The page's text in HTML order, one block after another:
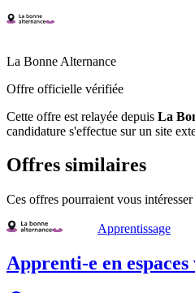
La Bonne Alternance
Offre officielle vérifiée
Cette offre est relayée depuis La
candidature s'effectue sur un site
Offres similaires
Ces offres pourraient vous intéresser
Apprentissage
Apprenti-e en